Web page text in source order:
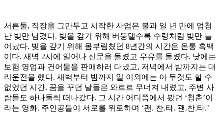
서른둘, 직장을 그만두고 시작한 사업은 불과 일 년 만에 엄청
난 빚만 남겼다. 빚을 갚기 위해 버둥댈수록 수렁처럼 빚만 늘
어났다. 빚을 갚기 위해 몸부림쳤던 8년간의 시간은 온통 흑백
이다. 새벽 2시에 일어나 신문을 돌렸고 우유를 돌렸다. 낮에는
보험 영업과 건어물을 판매하러 다녔고, 저녁에서 밤까지는 대
리운전을 했다. 새벽부터 밤까지 일 이외에는 아 무것도 할 수
없었던 시간. 꿈을 꾸던 날들은 와르르 무너져 내렸고, 주변 사
람들도 하나둘씩 떠나갔다. 그 시간 어디쯤에서 봤던 ‘청춘’이
라는 영화. 주인공들이 서로를 위로하며 ‘괜. 찬.타. 괜.찬.타.’